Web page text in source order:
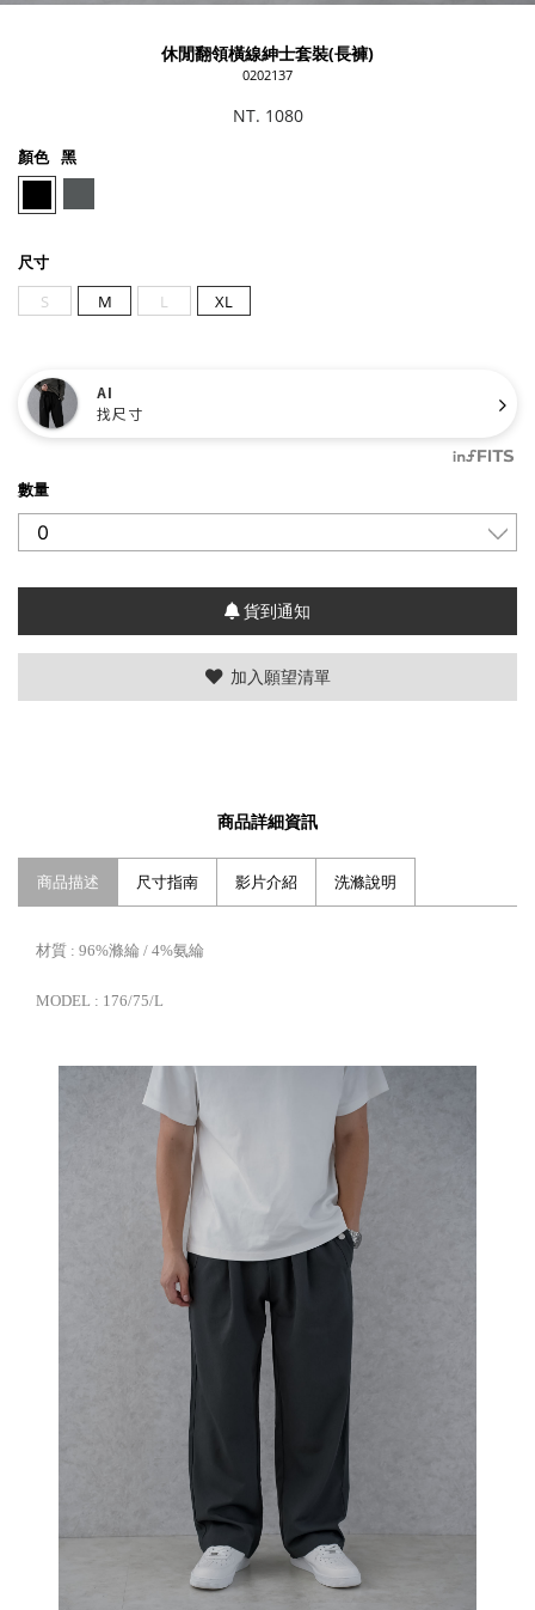
休閒翻領橫線紳士套裝(長褲)
0202137
NT. 1080
顏色 黑
尺寸
S
M L XL
AI
找尺寸
數量
貨到通知
加入願望清單
商品詳細資訊
商品描述 尺寸指南 影片介紹 洗滌說明
材質 : 96%滌綸 / 4%氨綸
MODEL : 176/75/L